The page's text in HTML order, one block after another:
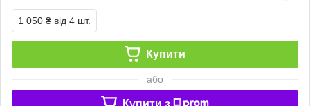
1 050 ₴ від 4 шт.
Купити
або
Купити з